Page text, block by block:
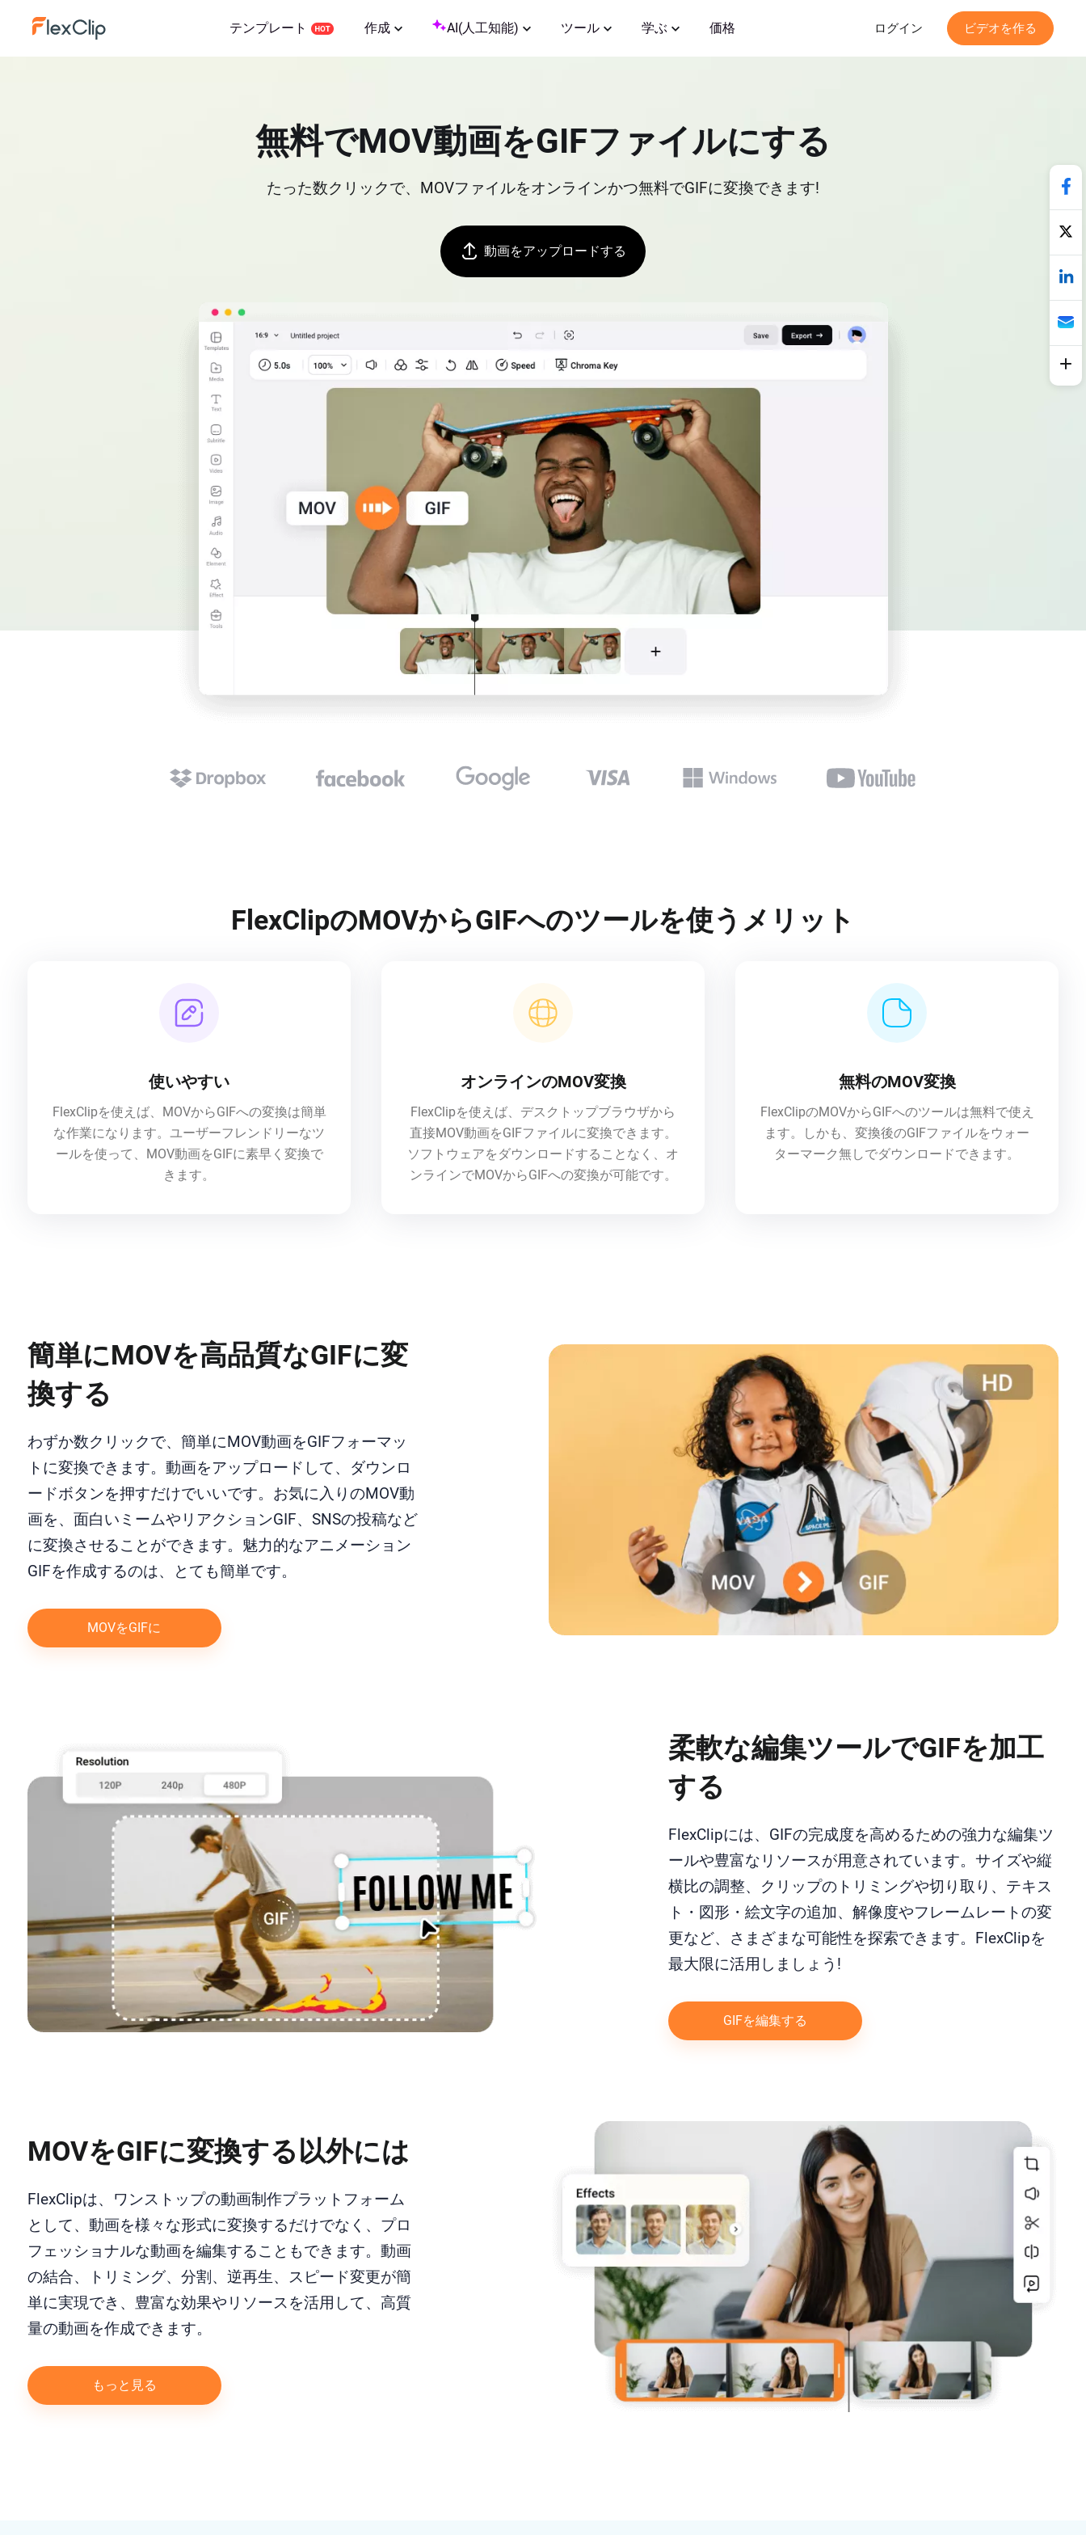
テンプレート 作成 AI(人工知能) ツール 学ぶ 価格 ログイン ビデオを作る
無料でMOV動画をGIFファイルにする
たった数クリックで、MOVファイルをオンラインかつ無料でGIFに変換できます!
動画をアップロードする
FlexClipのMOVからGIFへのツールを使うメリット
使いやすい
FlexClipを使えば、MOVからGIFへの変換は簡単
な作業になります。ユーザーフレンドリーなツ
ールを使って、MOV動画をGIFに素早く変換で
きます。
オンラインのMOV変換
FlexClipを使えば、デスクトップブラウザから
直接MOV動画をGIFファイルに変換できます。
ソフトウェアをダウンロードすることなく、オ
ンラインでMOVからGIFへの変換が可能です。
無料のMOV変換
FlexClipのMOVからGIFへのツールは無料で使え
ます。しかも、変換後のGIFファイルをウォー
ターマーク無しでダウンロードできます。
簡単にMOVを高品質なGIFに変
換する
わずか数クリックで、簡単にMOV動画をGIFフォーマッ
トに変換できます。動画をアップロードして、ダウンロ
ードボタンを押すだけでいいです。お気に入りのMOV動
画を、面白いミームやリアクションGIF、SNSの投稿など
に変換させることができます。魅力的なアニメーション
GIFを作成するのは、とても簡単です。
MOVをGIFに
柔軟な編集ツールでGIFを加工
する
FlexClipには、GIFの完成度を高めるための強力な編集ツ
ールや豊富なリソースが用意されています。サイズや縦
横比の調整、クリップのトリミングや切り取り、テキス
ト・図形・絵文字の追加、解像度やフレームレートの変
更など、さまざまな可能性を探索できます。FlexClipを
最大限に活用しましょう!
GIFを編集する
MOVをGIFに変換する以外には
FlexClipは、ワンストップの動画制作プラットフォーム
として、動画を様々な形式に変換するだけでなく、プロ
フェッショナルな動画を編集することもできます。動画
の結合、トリミング、分割、逆再生、スピード変更が簡
単に実現でき、豊富な効果やリソースを活用して、高質
量の動画を作成できます。
もっと見る